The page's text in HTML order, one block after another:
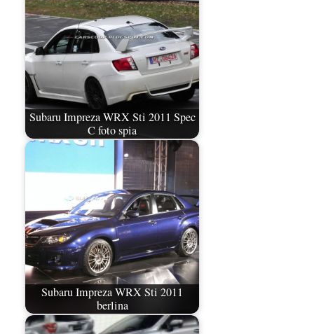
Subaru Impreza WRX Sti 2011 Spec
C foto spia
Subaru Impreza WRX Sti 2011
berlina